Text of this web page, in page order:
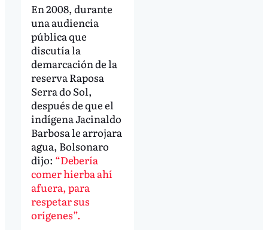
En 2008, durante
una audiencia
pública que
discutía la
demarcación de la
reserva Raposa
Serra do Sol,
después de que el
indígena Jacinaldo
Barbosa le arrojara
agua, Bolsonaro
dijo: “Debería
comer hierba ahí
afuera, para
respetar sus
orígenes”.